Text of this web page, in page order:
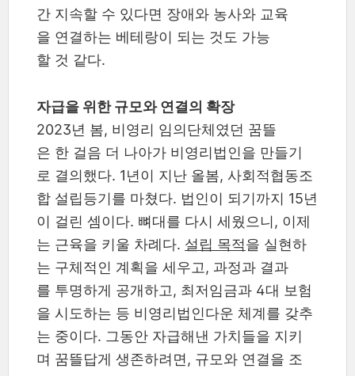
간 지속할 수 있다면 장애와 농사와 교육
을 연결하는 베테랑이 되는 것도 가능
할 것 같다.
자급을 위한 규모와 연결의 확장
2023년 봄, 비영리 임의단체였던 꿈뜰
은 한 걸음 더 나아가 비영리법인을 만들기
로 결의했다. 1년이 지난 올봄, 사회적협동조
합 설립등기를 마쳤다. 법인이 되기까지 15년
이 걸린 셈이다. 뼈대를 다시 세웠으니, 이제
는 근육을 키울 차례다. 설립 목적을 실현하
는 구체적인 계획을 세우고, 과정과 결과
를 투명하게 공개하고, 최저임금과 4대 보험
을 시도하는 등 비영리법인다운 체계를 갖추
는 중이다. 그동안 자급해낸 가치들을 지키
며 꿈뜰답게 생존하려면, 규모와 연결을 조